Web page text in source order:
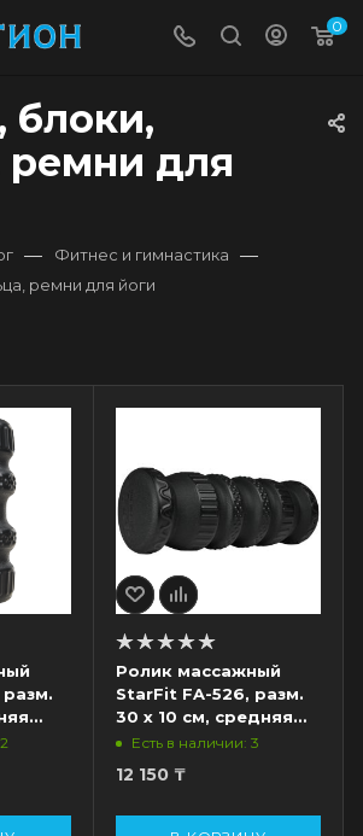
0
блоки,
ремни для
— Фитнес и гимнастика —
ремни для йоги
Ролик массажный
StarFit FA-526, разм.
30 х 10 см, средняя
жесткость, черный
Есть в наличии: 3
12 150₸